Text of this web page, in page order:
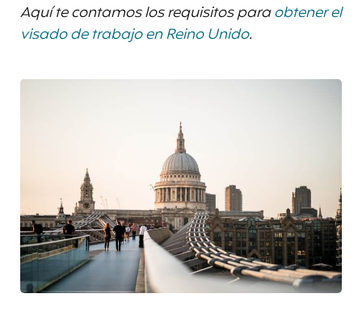
Aquí te contamos los requisitos paraobtener el
visado de trabajo en Reino Unido.